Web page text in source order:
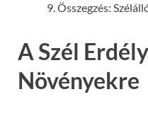
Összegzés:
A Szél
Növényekre